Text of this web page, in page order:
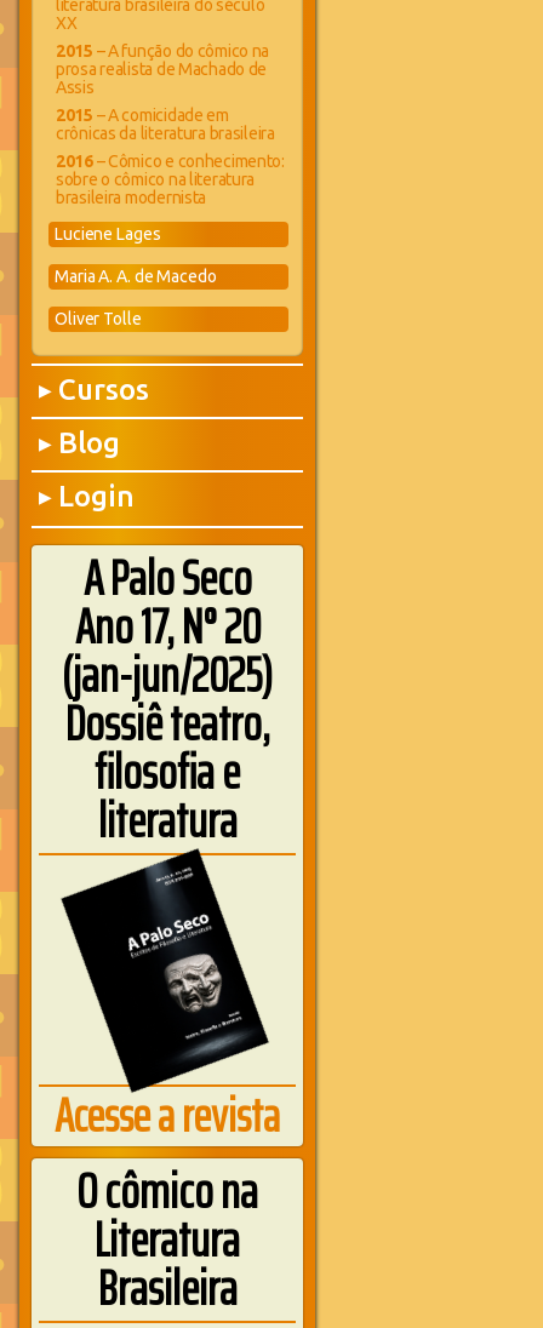
literatura brasileira do século
XX
2015 – A função do cômico na
prosa realista de Machado de
Assis
2015 – A comicidade em
crônicas da literatura brasileira
2016– Cômico e conhecimento:
sobre o cômico na literatura
brasileira modernista
Luciene Lages
Maria A. A. de Macedo
Oliver Tolle
▶ Cursos
▶ Blog
▶ Login
A Palo Seco
Ano 17, N° 20
(jan-jun/2025)
Dossiê teatro,
filosofia e
literatura
Acesse a revista
O cômico na
Literatura
Brasileira